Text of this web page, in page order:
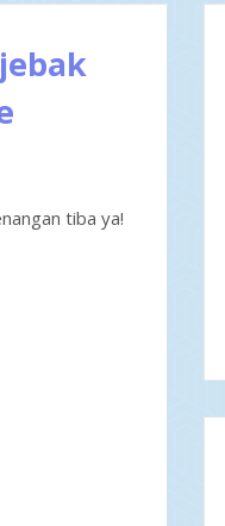
tiba ya!